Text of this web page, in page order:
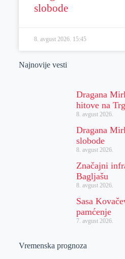
slobode
8. avgust 2026. 15:45
Najnovije vesti
Dragana
hitove na
8. avgust 2026.
Dragana
slobode
8. avgust 2026.
Značajni
Bagljašu
8. avgust 2026.
Sasa
pamćenje
7. avgust 2026.
Vremenska prognoza